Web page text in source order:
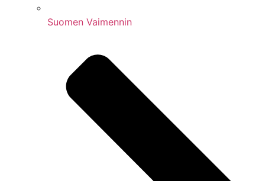
Suomen Vaimennin